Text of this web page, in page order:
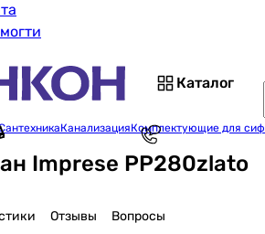
Каталог
КанализацияКомплектующие для
Imprese PP280zlato
Отзывы Вопросы